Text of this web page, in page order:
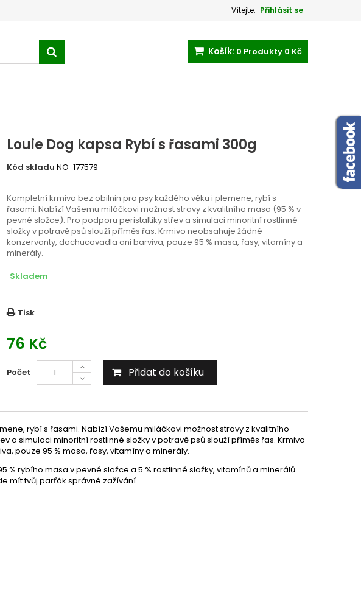
Vítejte, Přihlásit se
Košík: 0 Produkty 0 Kč
Louie Dog kapsa Rybí s řasami 300g
Kód skladu NO-177579
Kompletní krmivo bez obilnin pro psy každého věku i plemene, rybí s
řasami. Nabízí Vašemu miláčkovi možnost stravy z kvalitního masa (95 % v
pevné složce). Pro podporu peristaltiky střev a simulaci minoritní rostlinné
složky v potravě psů slouží příměs řas. Krmivo neobsahuje žádné
konzervanty, dochucovadla ani barviva, pouze 95 % masa, řasy, vitamíny a
minerály.
Skladem
Tisk
76 Kč
Počet Přidat do košíku
rybí s řasami. Nabízí Vašemu miláčkovi možnost stravy z kvalitního
a simulaci minoritní rostlinné složky v potravě psů slouží příměs řas. Krmivo
pouze 95 % masa, řasy, vitamíny a minerály.
rybího masa v pevné složce a 5 % rostlinné složky, vitamínů a minerálů.
mít tvůj parťák správné zažívání.